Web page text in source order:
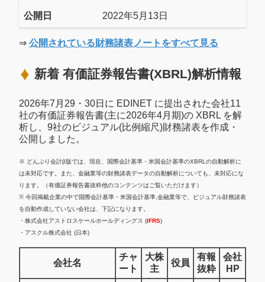
公開日 2022年5月13日
⇒ 公開されている財務諸表ノートをすべて見る
新着 有価証券報告書(XBRL)解析情報
2026年7月29・30日に EDINET に提出された会社11
社の有価証券報告書(主に2026年4月期)の XBRL を解
析し、9社のビジュアル(比例縮尺)財務諸表を作成・
公開しました。
※ どんぶり会計β版では、現在、国際会計基準・米国会計基準のXBRLの自動解析に
は未対応です。また、金融業等の財務諸表データの自動解析についても、未対応にな
ります。（有価証券報告書抜粋他のコンテンツはご覧いただけます）
※ 今回掲載企業の中で国際会計基準・米国会計基準,金融業等で、ビジュアル財務諸表
を自動作成していない会社は、下記になります。
・株式会社アストロスケールホールディングス (IFRS)
・アスクル株式会社 (日本)
会社名
チャ
ート
大株
主
役員
有報
抜粋
会社
HP